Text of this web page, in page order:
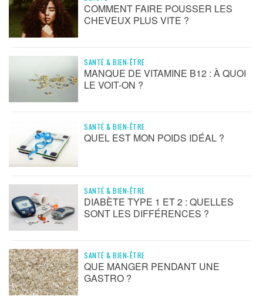
COMMENT FAIRE POUSSER LES
CHEVEUX PLUS VITE ?
SANTÉ & BIEN-ÊTRE
MANQUE DE VITAMINE B12 : À QUOI
LE VOIT-ON ?
SANTÉ & BIEN-ÊTRE
QUEL EST MON POIDS IDÉAL ?
SANTÉ & BIEN-ÊTRE
DIABÈTE TYPE 1 ET 2 : QUELLES
SONT LES DIFFÉRENCES ?
SANTÉ & BIEN-ÊTRE
QUE MANGER PENDANT UNE
GASTRO ?